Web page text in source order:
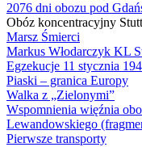
2076 dni obozu pod
Obóz koncentracyjny
Marsz Śmierci
Markus Włodarczyk KL
Egzekucje 11 stycznia
Piaski – granica Europy
Walka z „Zielonymi”
Wspomnienia więźnia
Lewandowskiego
Pierwsze transporty